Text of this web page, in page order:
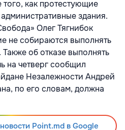
того, как протестующие
здания.
Олег Тягнибок
не собираются выполнять
об отказе выполнять
на четверг сообщил
Незалежности Андрей
по его словам, должна
Point.md в Google